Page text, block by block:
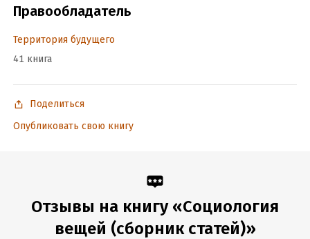
ISBN (EAN):5911290251
Правообладатель
Территория будущего
41 книга
Поделиться
Опубликовать свою книгу
Отзывы на книгу «Социология
вещей (сборник статей)»